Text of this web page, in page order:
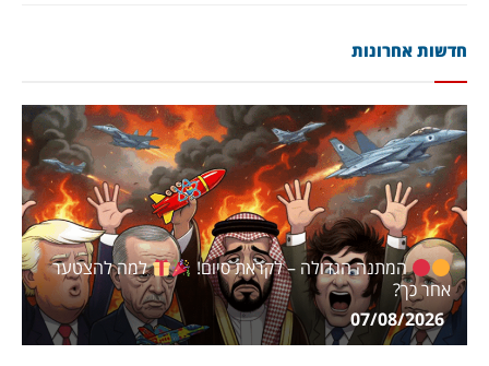
חדשות אחרונות
המתנה הגדולה – לקראת סיום!
למה להצטער
אחר כך?
07/08/2026